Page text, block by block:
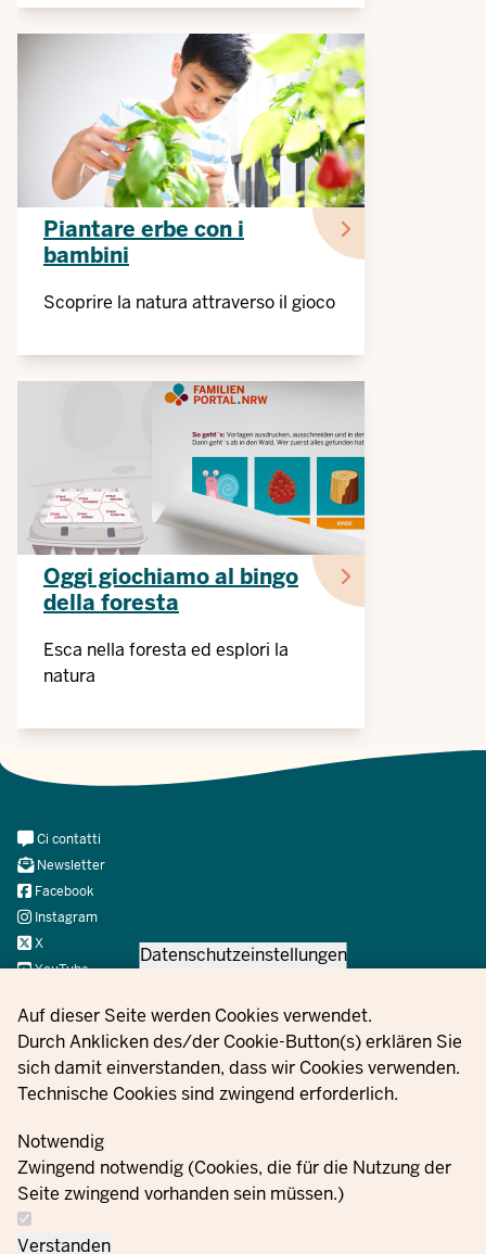
Privacy settings
Datenschutzeinstellungen
Auf dieser Seite werden Cookies verwendet.
Durch Anklicken des/der Cookie-Button(s) erklären Sie
sich damit einverstanden, dass wir Cookies verwenden.
Technische Cookies sind zwingend erforderlich.
Notwendig
Zwingend notwendig (Cookies, die für die Nutzung der
Seite zwingend vorhanden sein müssen.)
Verstanden
Piantare erbe con i
bambini
Scoprire la natura attraverso il gioco
Oggi giochiamo al bingo
della foresta
Esca nella foresta ed esplori la
natura
Ci
contatti
Informazioni
sulla
Meta
Navi
Social
Ci contatti
Newsletter
Facebook
Instagram
X
YouTube
© 2021 - 2026 Ministerium für Kinder, Jugend, Familie,
Gleichstellung, Flucht und Integration des Landes Nordrhein-
Westfalen